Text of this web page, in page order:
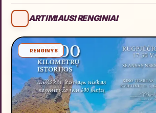
ARTIMIAUSI RENGINIAI
RENGINYS